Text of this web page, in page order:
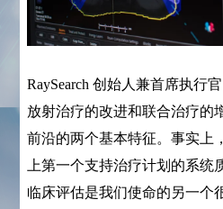
RaySearch 创始人兼首席执行
放射治疗的改进和联合治疗的
前沿的两个基本特征。事实上
上第一个支持治疗计划的系
临床评估是我们使命的另一个